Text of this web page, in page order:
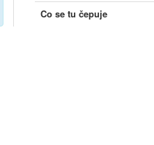
Co se tu čepuje